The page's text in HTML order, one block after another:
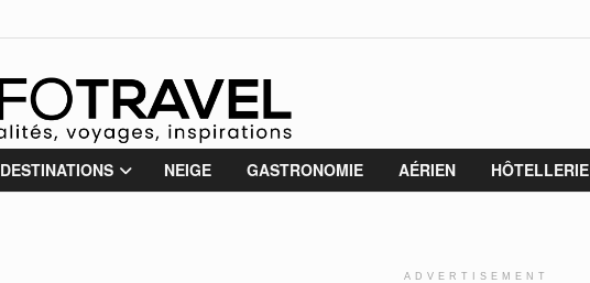
DESTINATIONS NEIGE GASTRONOMIE AÉRIEN HÔTELLERIE
ADVERTISEMENT